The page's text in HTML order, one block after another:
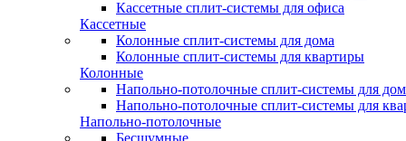
Кассетные сплит-системы для офиса
Кассетные
Колонные сплит-системы для дома
Колонные сплит-системы для квартиры
Колонные
Напольно-потолочные сплит-системы для
Напольно-потолочные сплит-системы для
Напольно-потолочные
Бесшумные